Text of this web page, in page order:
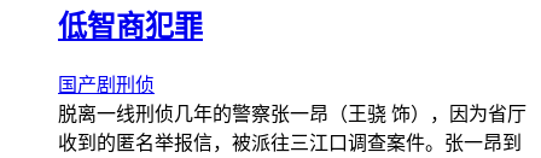
低智商犯罪
国产剧 刑侦
脱离一线刑侦几年的警察张一昂（王骁 饰），因为省厅
收到的匿名举报信，被派往三江口调查案件。张一昂到